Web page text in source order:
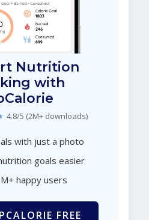
Nutrition
with
4.8/5 (2M+ downloads)
with just a photo
goals easier
happy users
FREE